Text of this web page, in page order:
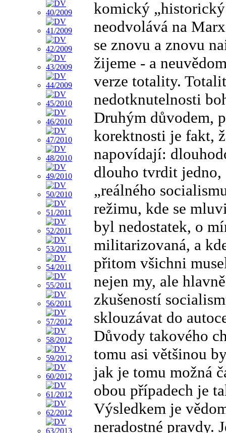
komický
neodvolává na
se znovu a znovu
žijeme - a
verze totality.
nedotknutelnosti
Druhým důvodem,
korektnosti je fakt,
napovídají:
dlouho tvrdit
„reálného
režimu, kde se
byl nedostatek, o
militarizovaná, a
přitom všichni
nejen my, ale
zkušeností
sklouzávat do
Důvody takového
tomu asi většinou
jak je tomu možná
obou případech je
Výsledkem je
neradostné pravdy.